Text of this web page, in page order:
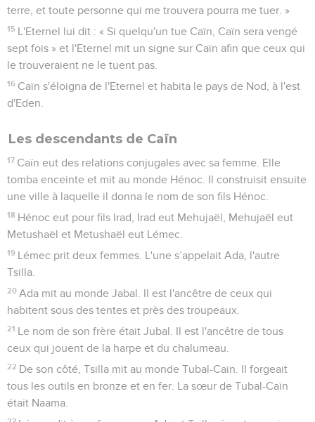
terre, et toute personne qui me trouvera pourra me tuer. »
15 L'Eternel lui dit : « Si quelqu'un tue Caïn, Caïn sera vengé
sept fois » et l'Eternel mit un signe sur Caïn afin que ceux qui
le trouveraient ne le tuent pas.
16 Caïn s'éloigna de l'Eternel et habita le pays de Nod, à l'est
d'Eden.
Les descendants de Caïn
17 Caïn eut des relations conjugales avec sa femme. Elle
tomba enceinte et mit au monde Hénoc. Il construisit ensuite
une ville à laquelle il donna le nom de son fils Hénoc.
18 Hénoc eut pour fils Irad, Irad eut Mehujaël, Mehujaël eut
Metushaël et Metushaël eut Lémec.
19 Lémec prit deux femmes. L'une s’appelait Ada, l'autre
Tsilla.
20 Ada mit au monde Jabal. Il est l'ancêtre de ceux qui
habitent sous des tentes et près des troupeaux.
21 Le nom de son frère était Jubal. Il est l'ancêtre de tous
ceux qui jouent de la harpe et du chalumeau.
22 De son côté, Tsilla mit au monde Tubal-Caïn. Il forgeait
tous les outils en bronze et en fer. La sœur de Tubal-Caïn
était Naama.